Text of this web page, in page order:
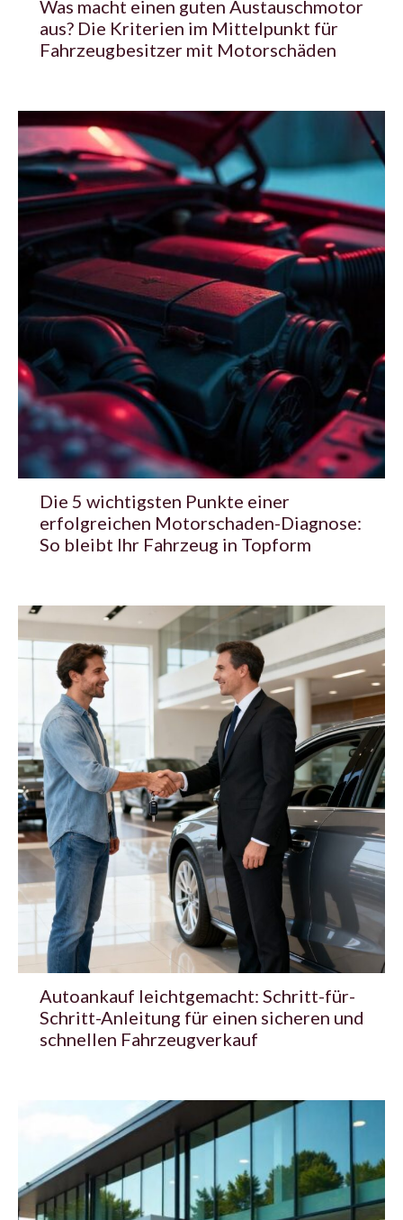
Was macht einen guten Austauschmotor
aus? Die Kriterien im Mittelpunkt für
Fahrzeugbesitzer mit Motorschäden
Die 5 wichtigsten Punkte einer
erfolgreichen Motorschaden-Diagnose:
So bleibt Ihr Fahrzeug in Topform
Autoankauf leichtgemacht: Schritt-für-
Schritt-Anleitung für einen sicheren und
schnellen Fahrzeugverkauf